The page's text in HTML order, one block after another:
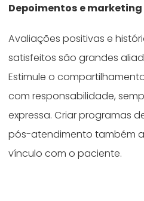
Depoimentos e
Avaliações positivas e
satisfeitos são grandes
Estimule o
com responsabilidade,
expressa. Criar programas
pós-atendimento também
vínculo com o paciente.